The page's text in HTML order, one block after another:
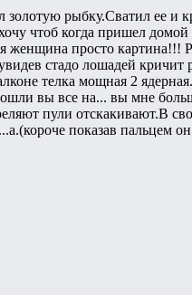
рыбку.Сватил ее
чтоб когда пришел
женщина просто
стадо лошадей
телка мощная 2
вы все на... вы мне
пули отскакивают.В
показав пальцем